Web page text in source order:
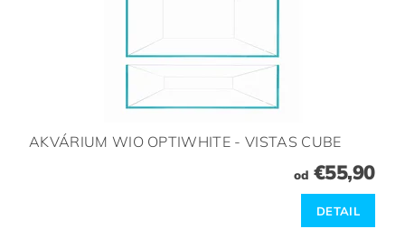
AKVÁRIUM WIO OPTIWHITE - VISTAS CUBE
od €55,90
DETAIL